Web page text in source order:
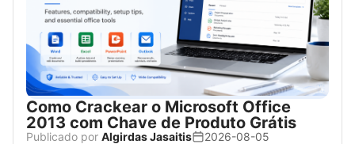
Como Crackear o Microsoft Office
2013 com Chave de Produto Grátis
Publicado por Algirdas Jasaitis
2026-08-05